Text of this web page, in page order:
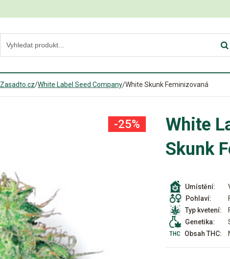
Zasadto.cz/White Label Seed Company/White Skunk Feminizovaná
White
Skunk
Umístění:
Pohlaví:
Typ kvetení:
Genetika:
Obsah THC:
-25%